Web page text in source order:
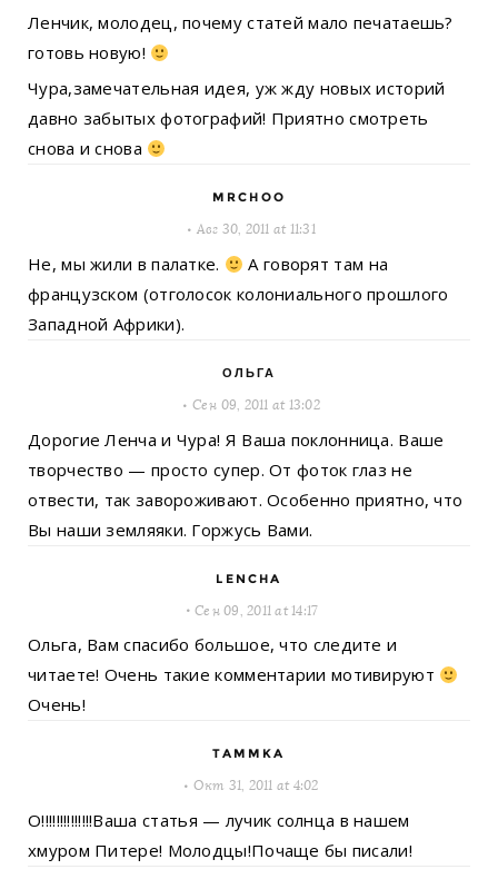
Ленчик, молодец, почему статей мало печатаешь?
готовь новую!
Чура,замечательная идея, уж жду новых историй
давно забытых фотографий! Приятно смотреть
снова и снова
MRCHOO
Авг 30, 2011 at 11:31
Не, мы жили в палатке.
А говорят там на
французском (отголосок колониального прошлого
Западной Африки).
ОЛЬГА
Сен 09, 2011 at 13:02
Дорогие Ленча и Чура! Я Ваша поклонница. Ваше
творчество — просто супер. От фоток глаз не
отвести, так завороживают. Особенно приятно, что
Вы наши земляяки. Горжусь Вами.
LENCHA
Сен 09, 2011 at 14:17
Ольга, Вам спасибо большое, что следите и
читаете! Очень такие комментарии мотивируют
Очень!
TAMMKA
Окт 31, 2011 at 4:02
О!!!!!!!!!!!!!!Ваша статья — лучик солнца в нашем
хмуром Питере! Молодцы!Почаще бы писали!